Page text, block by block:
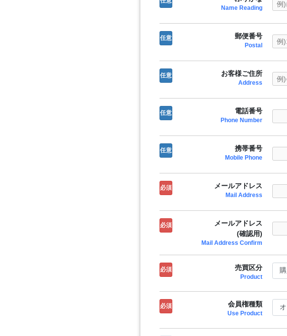
Name Reading
任意 郵便番号
Postal
任意 お客様ご住所
Address
任意 電話番号
Phone Number
任意 携帯番号
Mobile Phone
必須 メールアドレス
Mail Address
必須
メールアドレス
(確認用)
Mail Address Confirm
必須 売買区分
Product
必須 会員権種類
Use Product